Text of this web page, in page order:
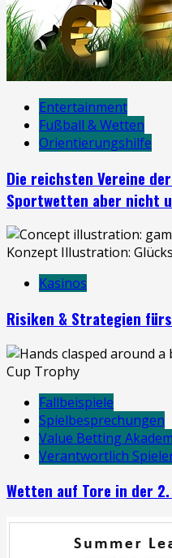
Entertainment
Fußball & Wetten
Orientierungshilfe
Die reichsten Vereine
Sportwetten aber nicht
Kasinos
Risiken & Strategien
Fallbeispiele
Spielbesprechungen
Value Betting
Verantwortlich
Wetten auf Tore in der